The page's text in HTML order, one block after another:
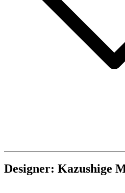
Designer: Kazushige